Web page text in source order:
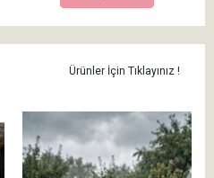
Ürünler İçin Tıklayınız !